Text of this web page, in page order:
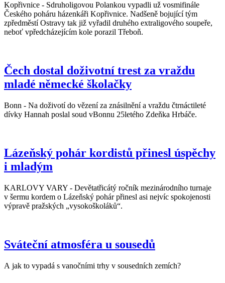
Kopřivnice - Sdruholigovou Polankou vypadli už vosmifinále
Českého poháru házenkáři Kopřivnice. Nadšeně bojující tým
zpředměstí Ostravy tak již vyřadil druhého extraligového soupeře,
neboť vpředcházejícím kole porazil Třeboň.
Čech dostal doživotní trest za vraždu
mladé německé školačky
Bonn - Na doživotí do vězení za znásilnění a vraždu čtrnáctileté
dívky Hannah poslal soud vBonnu 25letého Zdeňka Hrbáče.
Lázeňský pohár kordistů přinesl úspěchy
i mladým
KARLOVY VARY - Devětatřicátý ročník mezinárodního turnaje
v šermu kordem o Lázeňský pohár přinesl asi nejvíc spokojenosti
výpravě pražských „vysokoškoláků“.
Sváteční atmosféra u sousedů
A jak to vypadá s vanočními trhy v sousedních zemích?